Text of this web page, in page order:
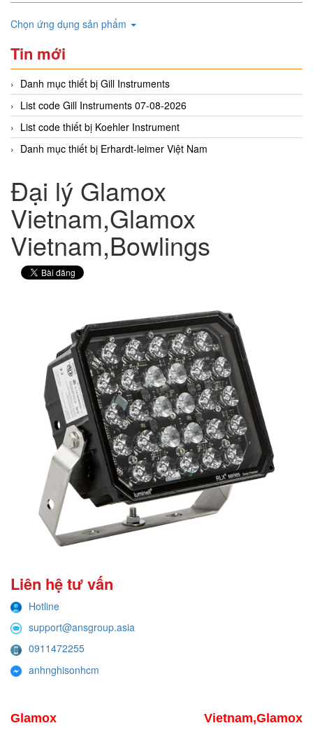
Chọn ứng dụng sản phẩm
Tin mới
Danh mục thiết bị Gill Instruments
List code Gill Instruments 07-08-2026
List code thiết bị Koehler Instrument
Danh mục thiết bị Erhardt-leimer Việt Nam
Đại lý Glamox
Vietnam,Glamox
Vietnam,Bowlings
Liên hệ tư vấn
Hotline
support@ansgroup.asia
0911472255
anhnghisonhcm
Glamox Vietnam,Glamox